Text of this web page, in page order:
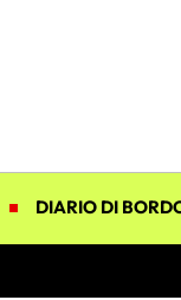
DIARIO DI